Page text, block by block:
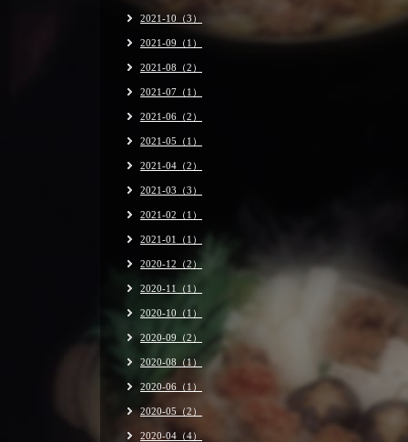
2021-10（3）
2021-09（1）
2021-08（2）
2021-07（1）
2021-06（2）
2021-05（1）
2021-04（2）
2021-03（3）
2021-02（1）
2021-01（1）
2020-12（2）
2020-11（1）
2020-10（1）
2020-09（2）
2020-08（1）
2020-06（1）
2020-05（2）
2020-04（4）